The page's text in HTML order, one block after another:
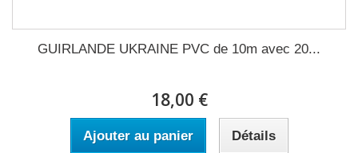
GUIRLANDE UKRAINE PVC de 10m avec 20...
18,00 €
Ajouter au panier Détails